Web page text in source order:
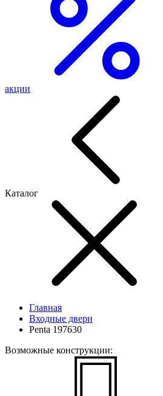
акции
Каталог
Главная
Входные двери
Penta 197630
Возможные конструкции: